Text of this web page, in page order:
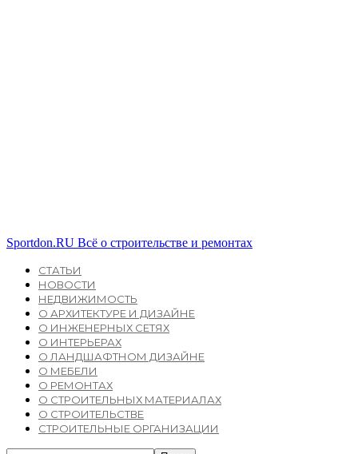
Sportdon.RU Всё о строительстве и ремонтах
СТАТЬИ
НОВОСТИ
НЕДВИЖИМОСТЬ
О АРХИТЕКТУРЕ И ДИЗАЙНЕ
О ИНЖЕНЕРНЫХ СЕТЯХ
О ИНТЕРЬЕРАХ
О ЛАНДШАФТНОМ ДИЗАЙНЕ
О МЕБЕЛИ
О РЕМОНТАХ
О СТРОИТЕЛЬНЫХ МАТЕРИАЛАХ
О СТРОИТЕЛЬСТВЕ
СТРОИТЕЛЬНЫЕ ОРГАНИЗАЦИИ